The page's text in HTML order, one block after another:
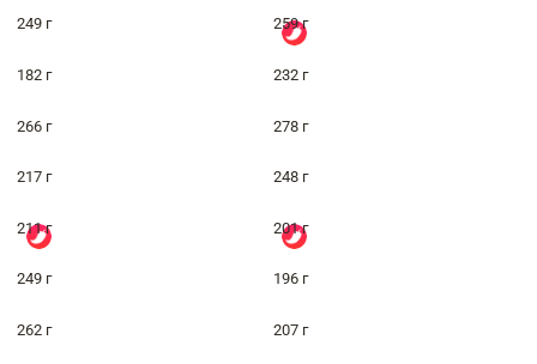
249 г 259 г
182 г 232 г
266 г 278 г
217 г 248 г
211 г 201 г
249 г 196 г
262 г 207 г